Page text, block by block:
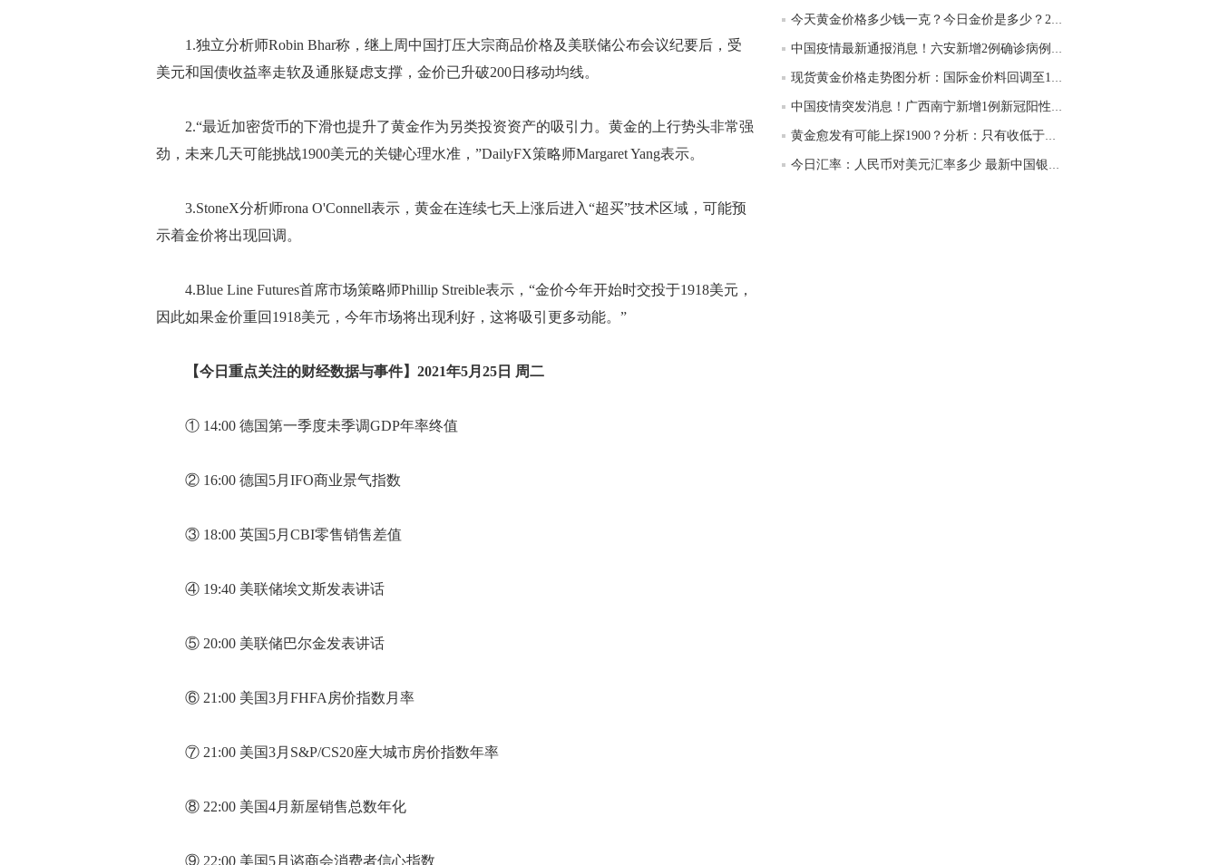
1.独立分析师Robin Bhar称，继上周中国打压大宗商品价格及美联储公布会议纪要后，受
美元和国债收益率走软及通胀疑虑支撑，金价已升破200日移动均线。
2.“最近加密货币的下滑也提升了黄金作为另类投资资产的吸引力。黄金的上行势头非常强
劲，未来几天可能挑战1900美元的关键心理水准，”DailyFX策略师Margaret Yang表示。
3.StoneX分析师rona O'Connell表示，黄金在连续七天上涨后进入“超买”技术区域，可能预
示着金价将出现回调。
4.Blue Line Futures首席市场策略师Phillip Streible表示，“金价今年开始时交投于1918美元，
因此如果金价重回1918美元，今年市场将出现利好，这将吸引更多动能。”
【今日重点关注的财经数据与事件】2021年5月25日 周二
① 14:00 德国第一季度未季调GDP年率终值
② 16:00 德国5月IFO商业景气指数
③ 18:00 英国5月CBI零售销售差值
④ 19:40 美联储埃文斯发表讲话
⑤ 20:00 美联储巴尔金发表讲话
⑥ 21:00 美国3月FHFA房价指数月率
⑦ 21:00 美国3月S&P/CS20座大城市房价指数年率
⑧ 22:00 美国4月新屋销售总数年化
⑨ 22:00 美国5月谘商会消费者信心指数
参与
今天黄金价格多少钱一克？今日金价是多少？2021...
中国疫情最新通报消息！六安新增2例确诊病例、1...
现货黄金价格走势图分析：国际金价料回调至1858...
中国疫情突发消息！广西南宁新增1例新冠阳性 曾...
黄金愈发有可能上探1900？分析：只有收低于这一...
今日汇率：人民币对美元汇率多少 最新中国银行...